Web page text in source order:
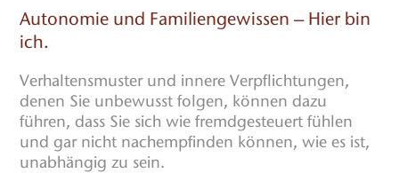
Autonomie und Familiengewissen – Hier bin
ich.
Verhaltensmuster und innere Verpflichtungen,
denen Sie unbewusst folgen, können dazu
führen, dass Sie sich wie fremdgesteuert fühlen
und gar nicht nachempfinden können, wie es ist,
unabhängig zu sein.